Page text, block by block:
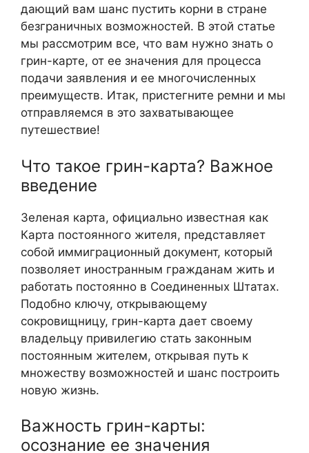
дающий вам шанс пустить корни в стране
безграничных возможностей. В этой статье
мы рассмотрим все, что вам нужно знать о
грин-карте, от ее значения для процесса
подачи заявления и ее многочисленных
преимуществ. Итак, пристегните ремни и мы
отправляемся в это захватывающее
путешествие!
Что такое грин-карта? Важное
введение
Зеленая карта, официально известная как
Карта постоянного жителя, представляет
собой иммиграционный документ, который
позволяет иностранным гражданам жить и
работать постоянно в Соединенных Штатах.
Подобно ключу, открывающему
сокровищницу, грин-карта дает своему
владельцу привилегию стать законным
постоянным жителем, открывая путь к
множеству возможностей и шанс построить
новую жизнь.
Важность грин-карты:
осознание ее значения